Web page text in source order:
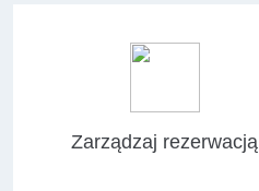
Zarządzaj rezerwacją